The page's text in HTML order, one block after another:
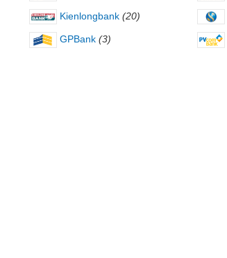
Kienlongbank (20)
GPBank (3)